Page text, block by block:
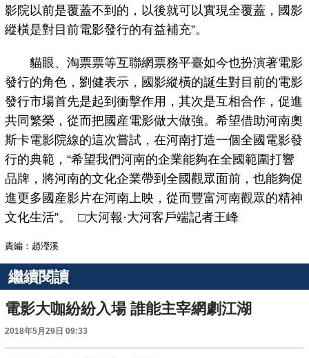
影院以前是覆蓋不到的，以後就可以實現全覆蓋，國影
縱橫是對目前電影發行的有益補充”。
貓眼、淘票票等互聯網票務平臺如今也扮演著電影
發行的角色，劉健表示，國影縱橫的誕生對目前的電影
發行市場首先是起到衝擊作用，其次是互相合作，促進
共同繁榮，從而把國産電影做大做強。希望借助河南奧
斯卡電影院線的這次嘗試，在河南打造一個全國電影發
行的典範，“希望我們河南的企業能夠在全國範圍打響
品牌，將河南的文化企業帶到全國觀眾面前，也能夠促
進更多國産影片在河南上映，從而豐富河南觀眾的精神
文化生活”。 □大河報·大河客戶端記者王峰
責編：趙瀅溪
繼續閱讀
電影大咖紛紛入場 誰能主宰網劇江湖
2018年5月29日 09:33